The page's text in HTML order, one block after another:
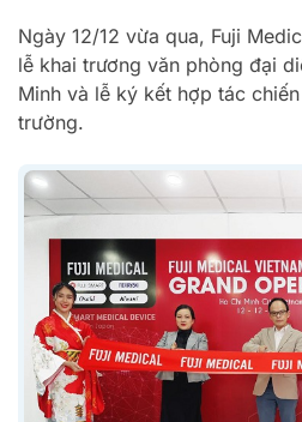
Ngày 12/12 vừa qua, Fuji
lễ khai trương văn phòng đại
Minh và lễ ký kết hợp tác
trường.